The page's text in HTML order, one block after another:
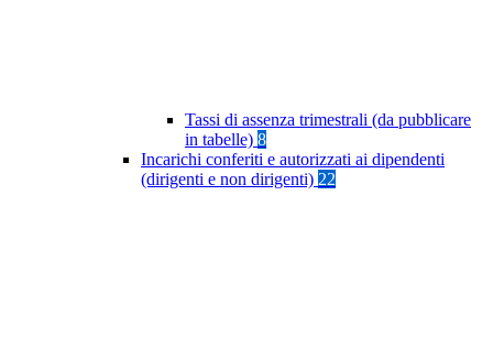
Tassi di assenza trimestrali (da pubblicare
in tabelle) 8
Incarichi conferiti e autorizzati ai dipendenti
(dirigenti e non dirigenti) 22